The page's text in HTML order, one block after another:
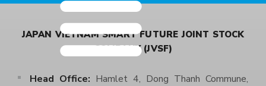
JAPAN VIETNAM SMART FUTURE JOINT STOCK
COMPANY (JVSF)
Head Office: Hamlet 4, Dong Thanh Commune,